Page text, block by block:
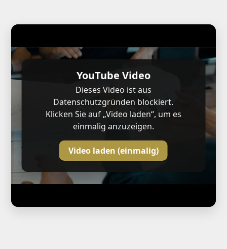
YouTube Video
Dieses Video ist aus
Datenschutzgründen blockiert.
Klicken Sie auf „Video laden“, um es
einmalig anzuzeigen.
Video laden (einmalig)